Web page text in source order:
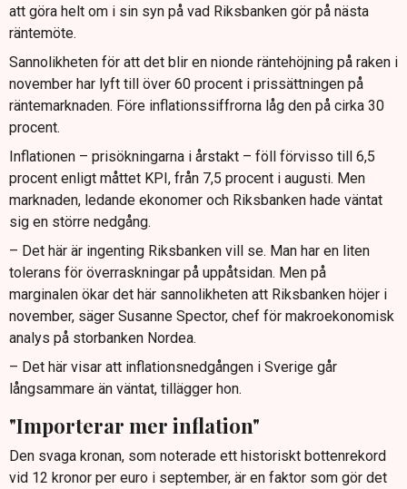
att göra helt om i sin syn på vad Riksbanken gör på nästa
räntemöte.
Sannolikheten för att det blir en nionde räntehöjning på raken i
november har lyft till över 60 procent i prissättningen på
räntemarknaden. Före inflationssiffrorna låg den på cirka 30
procent.
Inflationen – prisökningarna i årstakt – föll förvisso till 6,5
procent enligt måttet KPI, från 7,5 procent i augusti. Men
marknaden, ledande ekonomer och Riksbanken hade väntat
sig en större nedgång.
– Det här är ingenting Riksbanken vill se. Man har en liten
tolerans för överraskningar på uppåtsidan. Men på
marginalen ökar det här sannolikheten att Riksbanken höjer i
november, säger Susanne Spector, chef för makroekonomisk
analys på storbanken Nordea.
– Det här visar att inflationsnedgången i Sverige går
långsammare än väntat, tillägger hon.
"Importerar mer inflation"
Den svaga kronan, som noterade ett historiskt bottenrekord
vid 12 kronor per euro i september, är en faktor som gör det